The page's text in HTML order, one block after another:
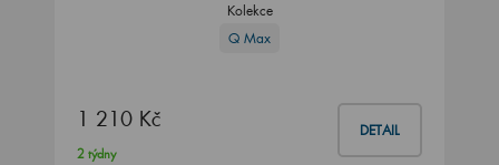
Kolekce
Q Max
1 210 Kč DETAIL
2 týdny